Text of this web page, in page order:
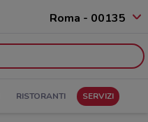
Roma - 00135
RISTORANTI SERVIZI